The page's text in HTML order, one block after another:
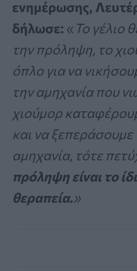
ενημέρωσης,
δήλωσε: « Το γέλιο
την πρόληψη, το
όπλο για να
την αμηχανία που
χιούμορ
και να ξεπεράσουμε
αμηχανία, τότε
πρόληψη είναι το
θεραπεία.»